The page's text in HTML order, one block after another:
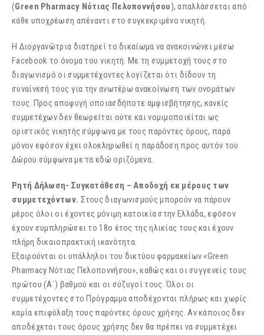
(Green Pharmacy Νότιας Πελοποννήσου), απαλλάσσεται από
κάθε υποχρέωση απέναντι στο συγκεκριμένο νικητή.
Η Διοργανώτρια διατηρεί το δικαίωμα να ανακοινώνει μέσω
Facebook το όνομα του νικητή. Με τη συμμετοχή τους στο
διαγωνισμό οι συμμετέχοντες λογίζεται ότι δίδουν τη
συναίνεσή τους για την ανωτέρω ανακοίνωση των ονομάτων
τους. Προς αποφυγή οποιασδήποτε αμφισβήτησης, κανείς
συμμετέχων δεν θεωρείται ούτε και νομιμοποιείται ως
οριστικός νικητής σύμφωνα με τους παρόντες όρους, παρά
μόνον εφόσον έχει ολοκληρωθεί η παράδοση προς αυτόν του
Δώρου σύμφωνα με τα εδώ οριζόμενα.
Ρητή Δήλωση- Συγκατάθεση – Αποδοχή εκ μέρους των
συμμετεχόντων. Στους διαγωνισμούς μπορούν να πάρουν
μέρος όλοι οι έχοντες μόνιμη κατοικία στην Ελλάδα, εφόσον
έχουν συμπληρώσει το 18ο έτος της ηλικίας τους και έχουν
πλήρη δικαιοπρακτική ικανότητα.
Εξαιρούνται οι υπάλληλοι του δικτύου φαρμακείων «Green
Pharmacy Νότιας Πελοποννήσου», καθώς και οι συγγενείς τους
πρώτου (Α΄) βαθμού και οι σύζυγοί τους. Όλοι οι
συμμετέχοντες στο Πρόγραμμα αποδέχονται πλήρως και χωρίς
καμία επιφύλαξη τους παρόντες όρους χρήσης. Αν κάποιος δεν
αποδέχεται τους όρους χρήσης δεν θα πρέπει να συμμετέχει